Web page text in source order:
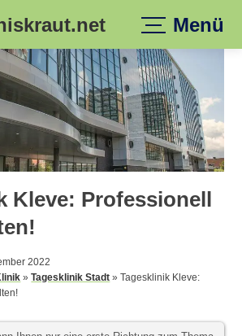
Menü
Kleve: Professionell
2022
»Tagesklinik Stadt »Tagesklinik Kleve: